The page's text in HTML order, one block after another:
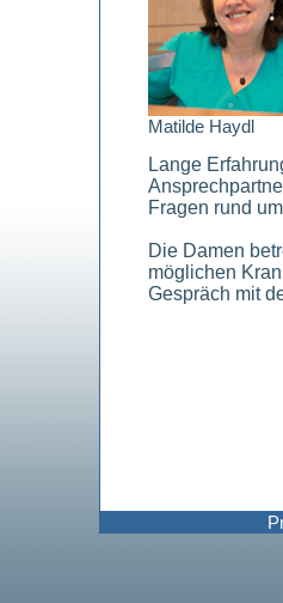
Matilde Haydl
Lange
Fragen rund
Die Damen
möglichen
Gespräch mit